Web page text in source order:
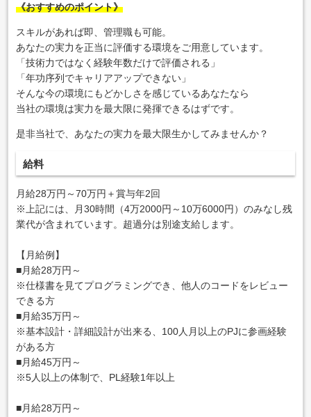
《おすすめのポイント》
スキルがあれば即、管理職も可能。
あなたの実力を正当に評価する環境をご用意しています。
「技術力ではなく経験年数だけで評価される」
「年功序列でキャリアアップできない」
そんな今の環境にもどかしさを感じているあなたなら
当社の環境は実力を最大限に発揮できるはずです。
是非当社で、あなたの実力を最大限生かしてみませんか？
給料
月給28万円～70万円＋賞与年2回
※上記には、月30時間（4万2000円～10万6000円）のみなし残
業代が含まれています。超過分は別途支給します。
【月給例】
■月給28万円～
※仕様書を見てプログラミングでき、他人のコードをレビュー
できる方
■月給35万円～
※基本設計・詳細設計が出来る、100人月以上のPJに参画経験
がある方
■月給45万円～
※5人以上の体制で、PL経験1年以上
■月給28万円～